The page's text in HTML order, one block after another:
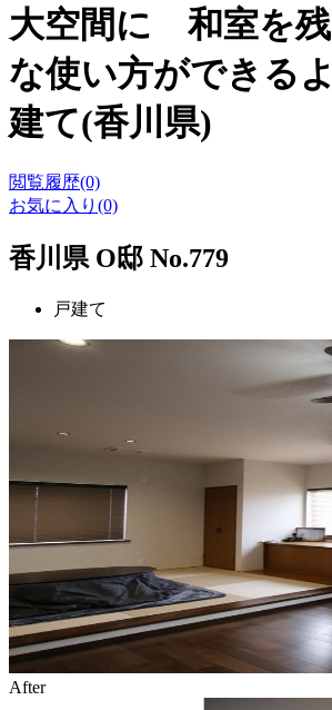
大空間に 和室を
な使い方ができる
建て(香川県)
閲覧履歴(0)
お気に入り(0)
香川県 O邸 No.779
戸建て
After